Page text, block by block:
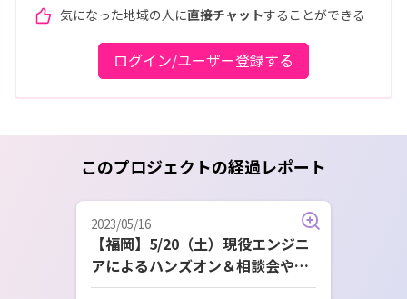
気になった地域の人に直接チャットすることができる
ログイン/ユーザー登録する
このプロジェクトの経過レポート
2023/05/16
【福岡】5/20（土）現役エンジニ
アによるハンズオン＆相談会やり
ます